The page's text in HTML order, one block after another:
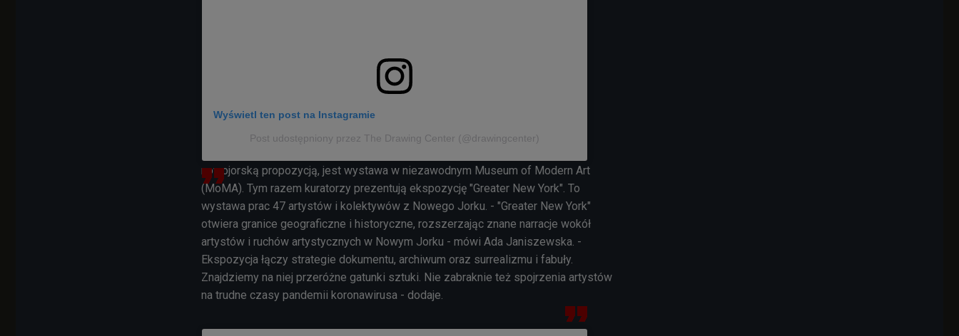
Wyświetl ten post na Instagramie
Post udostępniony przez The Drawing Center (@drawingcenter)
nowojorską propozycją, jest wystawa w niezawodnym Museum of Modern Art
(MoMA). Tym razem kuratorzy prezentują ekspozycję "Greater New York". To
wystawa prac 47 artystów i kolektywów z Nowego Jorku. - "Greater New York"
otwiera granice geograficzne i historyczne, rozszerzając znane narracje wokół
artystów i ruchów artystycznych w Nowym Jorku - mówi Ada Janiszewska. -
Ekspozycja łączy strategie dokumentu, archiwum oraz surrealizmu i fabuły.
Znajdziemy na niej przeróżne gatunki sztuki. Nie zabraknie też spojrzenia artystów
na trudne czasy pandemii koronawirusa - dodaje.